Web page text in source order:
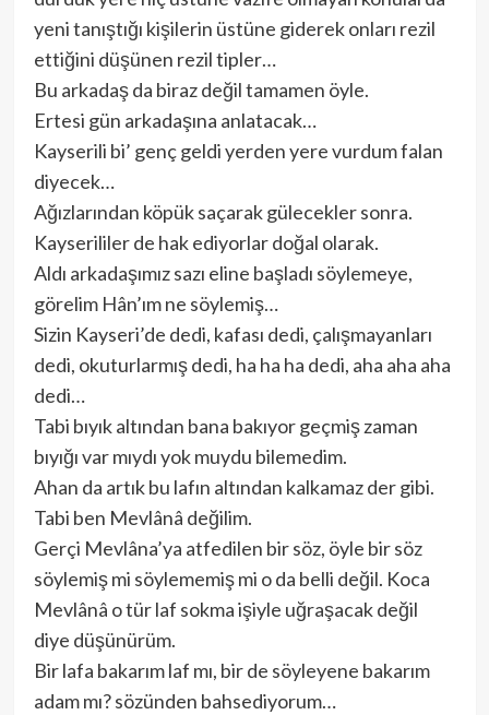
yeni tanıştığı kişilerin üstüne giderek onları rezil
ettiğini düşünen rezil tipler…
Bu arkadaş da biraz değil tamamen öyle.
Ertesi gün arkadaşına anlatacak…
Kayserili bi’ genç geldi yerden yere vurdum falan
diyecek…
Ağızlarından köpük saçarak gülecekler sonra.
Kayserililer de hak ediyorlar doğal olarak.
Aldı arkadaşımız sazı eline başladı söylemeye,
görelim Hân’ım ne söylemiş…
Sizin Kayseri’de dedi, kafası dedi, çalışmayanları
dedi, okuturlarmış dedi, ha ha ha dedi, aha aha aha
dedi…
Tabi bıyık altından bana bakıyor geçmiş zaman
bıyığı var mıydı yok muydu bilemedim.
Ahan da artık bu lafın altından kalkamaz der gibi.
Tabi ben Mevlânâ değilim.
Gerçi Mevlâna’ya atfedilen bir söz, öyle bir söz
söylemiş mi söylememiş mi o da belli değil. Koca
Mevlânâ o tür laf sokma işiyle uğraşacak değil
diye düşünürüm.
Bir lafa bakarım laf mı, bir de söyleyene bakarım
adam mı? sözünden bahsediyorum…